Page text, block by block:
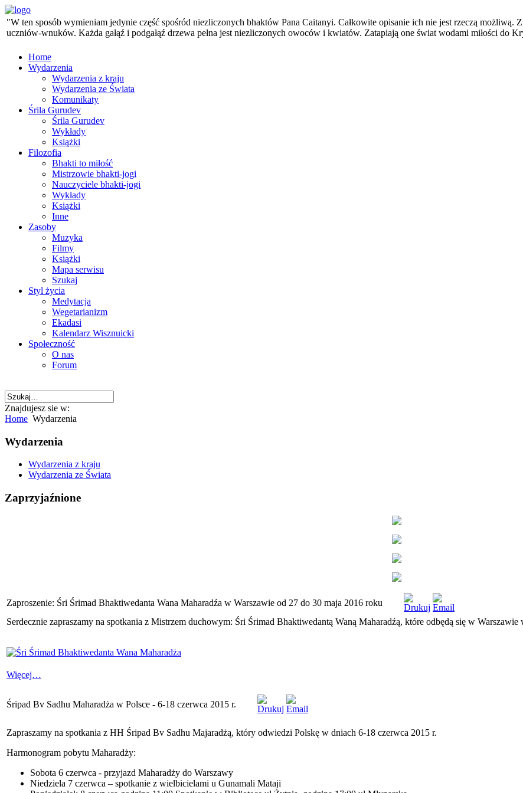
"W ten sposób wymieniam jedynie część spośród niezliczonych bhaktów Pana Caitanyi. Całkowite opisanie ich nie jest rzeczą możliwą.
uczniów-wnuków. Każda gałąź i podgałąź drzewa pełna jest niezliczonych owoców i kwiatów. Zatapiają one świat wodami miłości do
Home
Wydarzenia
Wydarzenia z kraju
Wydarzenia ze Świata
Komunikaty
Śrila Gurudev
Śrila Gurudev
Wykłady
Książki
Filozofia
Bhakti to miłość
Mistrzowie bhakti-jogi
Nauczyciele bhakti-jogi
Wykłady
Książki
Inne
Zasoby
Muzyka
Filmy
Książki
Mapa serwisu
Szukaj
Styl życia
Medytacja
Wegetarianizm
Ekadasi
Kalendarz Wisznuicki
Społeczność
O nas
Forum
Znajdujesz sie w:
Home Wydarzenia
Wydarzenia
Wydarzenia z kraju
Wydarzenia ze Świata
Zaprzyjaźnione
Zaproszenie: Śri Śrimad Bhaktiwedanta Wana Maharadźa w Warszawie od 27 do 30 maja 2016 roku
Serdecznie zapraszamy na spotkania z Mistrzem duchowym: Śri Śrimad Bhaktiwedantą Waną Maharadźą, które odbędą się w
Więcej…
Śripad Bv Sadhu Maharadża w Polsce - 6-18 czerwca 2015 r.
Zapraszamy na spotkania z HH Śripad Bv Sadhu Majaradżą, który odwiedzi Polskę w dniach 6-18 czerwca 2015 r.
Harmonogram pobytu Maharadży:
Sobota 6 czerwca - przyjazd Maharadży do Warszawy
Niedziela 7 czerwca – spotkanie z wielbicielami u Gunamali Mataji